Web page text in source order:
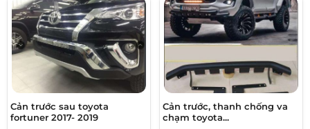
Cản trước sau toyota
fortuner 2017- 2019
Cản trước, thanh chống va
chạm toyota...